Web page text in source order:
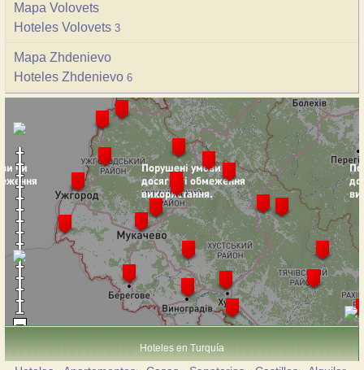
Mapa Volovets
Hoteles Volovets 3
Mapa Zhdenievo
Hoteles Zhdenievo 6
Hoteles en Turquía